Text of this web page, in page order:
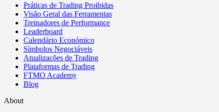
Práticas de Trading Proibidas
Visão Geral das Ferramentas
Treinadores de Performance
Leaderboard
Calendário Económico
Símbolos Negociáveis
Atualizações de Trading
Plataformas de Trading
FTMO Academy
Blog
About